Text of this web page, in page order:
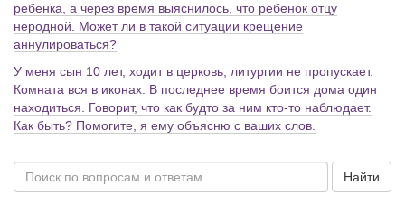
ребенка, а через время выяснилось, что ребенок отцу
неродной. Может ли в такой ситуации крещение
аннулироваться?
У меня сын 10 лет, ходит в церковь, литургии не пропускает.
Комната вся в иконах. В последнее время боится дома один
находиться. Говорит, что как будто за ним кто-то наблюдает.
Как быть? Помогите, я ему объясню с ваших слов.
Найти